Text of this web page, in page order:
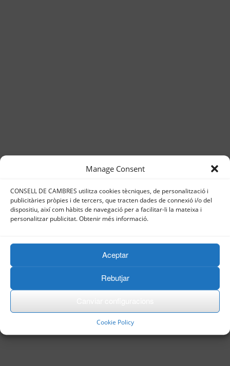
Manage Consent
CONSELL DE CAMBRES utilitza cookies tècniques, de personalització i
publicitàries pròpies i de tercers, que tracten dades de connexió i/o del
dispositiu, així com hàbits de navegació per a facilitar-li la mateixa i
personalitzar publicitat. Obtenir més informació.
Aceptar
Rebutjar
Cookie Policy